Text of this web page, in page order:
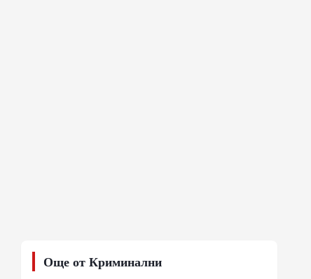
Още от Криминални